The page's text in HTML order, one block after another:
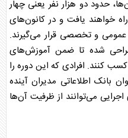
حدود دو هزار نفر یعنی چهار
خواهند یافت و در کانون‌های
و تخصصی قرار می‌گیرند.
دوره‌ای ۱۸ ماهه طراحی شده تا ضمن آموزش‌های
کنند. افرادی که این دوره را
بانک اطلاعاتی مدیران آینده
می‌توانند از ظرفیت آن‌ها